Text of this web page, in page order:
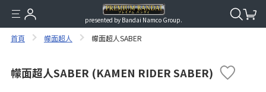
presented by Bandai Namco Group.
首頁 幪面超人 幪面超人SABER
幪面超人SABER (KAMEN RIDER SABER)